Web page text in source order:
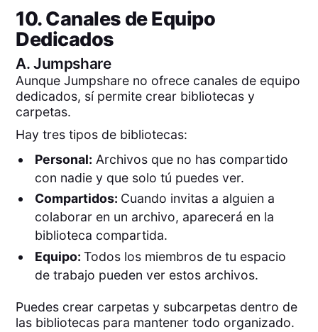
10. Canales de Equipo
Dedicados
A.Jumpshare
Aunque Jumpshare no ofrece canales de equipo
dedicados, sí permite crear bibliotecas y
carpetas.
Hay tres tipos de bibliotecas:
Personal: Archivos que no has compartido
con nadie y que solo tú puedes ver.
Compartidos: Cuando invitas a alguien a
colaborar en un archivo, aparecerá en la
biblioteca compartida.
Equipo: Todos los miembros de tu espacio
de trabajo pueden ver estos archivos.
Puedes crear carpetas y subcarpetas dentro de
las bibliotecas para mantener todo organizado.